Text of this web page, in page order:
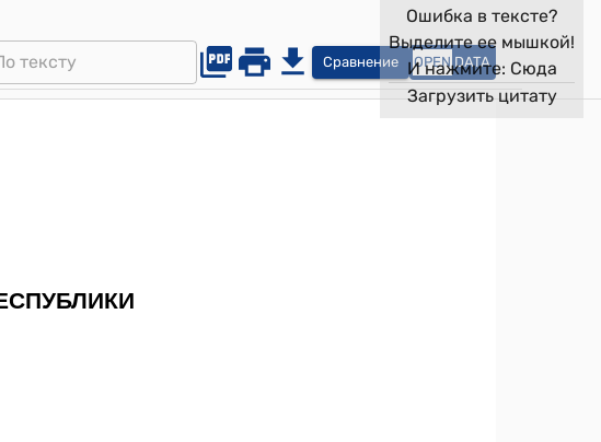
Сравнение OPEN DATA
Ошибка в тексте?
Выделите ее мышкой!
И нажмите: Сюда
Загрузить цитату